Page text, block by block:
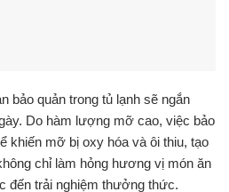
bảo quản trong tủ lạnh sẽ ngắn
Do hàm lượng mỡ cao, việc bảo
khiến mỡ bị oxy hóa và ôi thiu, tạo
chỉ làm hỏng hương vị món ăn
đến trải nghiệm thưởng thức.